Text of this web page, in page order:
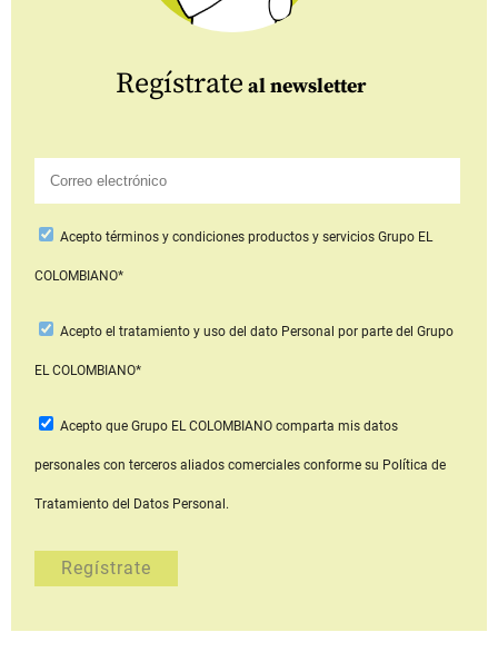
Regístrate al newsletter
Aceptotérminos y condiciones productos y serviciosGrupo EL
COLOMBIANO*
Acepto el tratamiento y uso del dato Personal por parte del Grupo
EL COLOMBIANO*
Acepto que Grupo EL COLOMBIANOcomparta mis datos
personales con terceros aliados comerciales conforme su Política de
Tratamiento del Datos Personal.